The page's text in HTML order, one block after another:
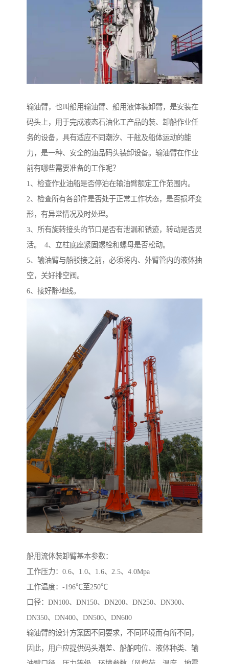
输油臂，也叫船用输油臂、船用液体装卸臂，是安装在
码头上，用于完成液态石油化工产品的装、卸船作业任
务的设备，具有适应不同潮汐、干舷及船体运动的能
力，是一种、安全的油品码头装卸设备。输油臂在作业
前有哪些需要准备的工作呢？
1、检查作业油船是否停泊在输油臂额定工作范围内。
2、检查所有各部件是否处于正常工作状态，是否损坏变
形，有异常情况及时处理。
3、所有旋转接头的节口是否有泄漏和锈迹，转动是否灵
活。 4、立柱底座紧固螺栓和螺母是否松动。
5、输油臂与船驳接之前，必须将内、外臂管内的液体抽
空，关好排空阀。
6、接好静地线。
船用流体装卸臂基本参数：
工作压力：0.6、1.0、1.6、2.5、4.0Mpa
工作温度：-196℃至250℃
口径：DN100、DN150、DN200、DN250、DN300、
DN350、DN400、DN500、DN600
输油臂的设计方案因不同要求，不同环境而有所不同，
因此，用户应提供码头潮差、船舶吨位、液体种类、输